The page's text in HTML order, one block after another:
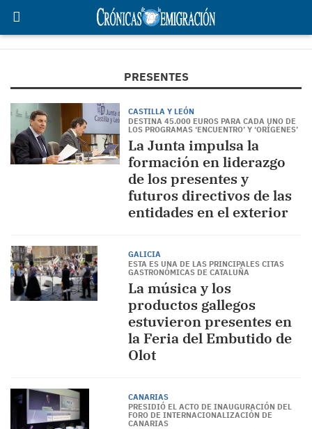
PRESENTES
CASTILLA Y LEÓN
DESTINA 45.000 EUROS PARA CADA UNO DE
LOS PROGRAMAS ‘ENCUENTRO’ Y ‘ORÍGENES’
La Junta impulsa la
formación en liderazgo
de los presentes y
futuros directivos de las
entidades en el exterior
GALICIA
ESTA ES UNA DE LAS PRINCIPALES CITAS
GASTRONÓMICAS DE CATALUÑA
La música y los
productos gallegos
estuvieron presentes en
la Feria del Embutido de
Olot
CANARIAS
PRESIDIÓ EL ACTO DE INAUGURACIÓN DEL
FORO DE INTERNACIONALIZACIÓN DE
CANARIAS